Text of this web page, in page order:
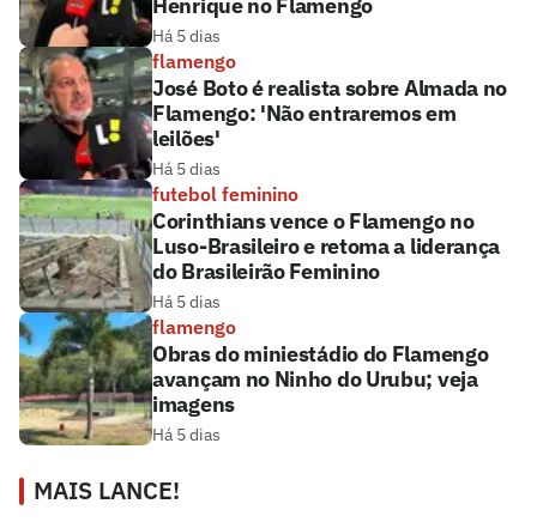
Há 5 dias
flamengo
José Boto é realista sobre Almada no
Flamengo: 'Não entraremos em
leilões'
Há 5 dias
futebol feminino
Corinthians vence o Flamengo no
Luso-Brasileiro e retoma a liderança
do Brasileirão Feminino
Há 5 dias
flamengo
Obras do miniestádio do Flamengo
avançam no Ninho do Urubu; veja
imagens
Há 5 dias
MAIS LANCE!